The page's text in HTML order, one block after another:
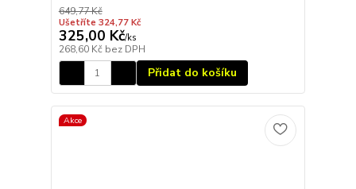
649,77 Kč
Ušetříte 324,77 Kč
325,00 Kč/ks
268,60 Kč bez DPH
Přidat do košíku
Akce